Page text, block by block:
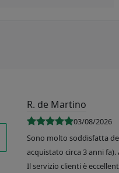
R. de Martino
03/08/2026
Sono molto soddisfatta
acquistato circa 3 anni
Il servizio clienti è